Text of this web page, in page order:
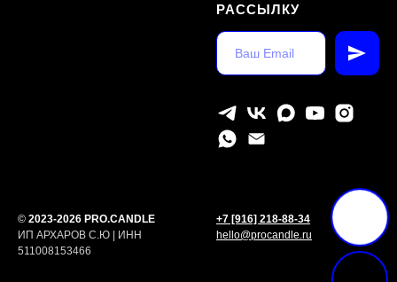
РАССЫЛКУ
© 2023-2026 PRO.CANDLE
ИП АРХАРОВ С.Ю | ИНН
511008153466
+7 [916] 218-88-34
hello@procandle.ru